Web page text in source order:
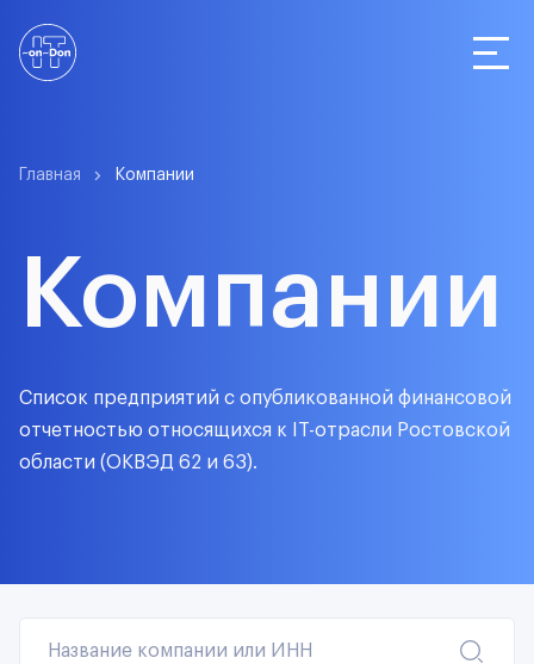
Статистика
Компании
О сервисе
Главная Компании
Компании
Список предприятий с опубликованной финансовой
отчетностью относящихся к IT-отрасли Ростовской
области (ОКВЭД 62 и 63).
Название компании или ИНН